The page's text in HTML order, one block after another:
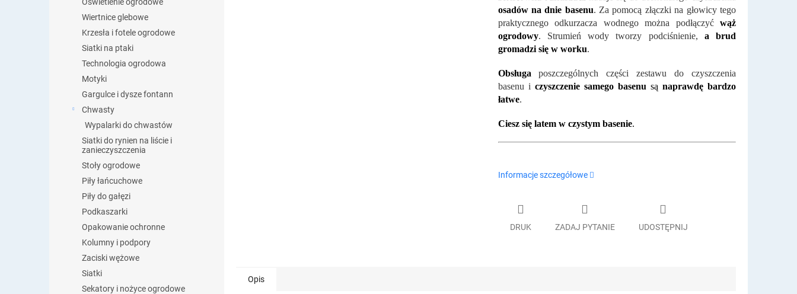
Wiertnice glebowe
Krzesła i fotele ogrodowe
Siatki na ptaki
Technologia ogrodowa
Motyki
Gargulce i dysze fontann
Chwasty
Wypalarki do chwastów
Siatki do rynien na liście i
zanieczyszczenia
Stoły ogrodowe
Piły łańcuchowe
Piły do gałęzi
Podkaszarki
Opakowanie ochronne
Kolumny i podpory
Zaciski wężowe
Siatki
Sekatory i nożyce ogrodowe
osadów na dnie basenu. Za pomocą złączki na głowicy tego
praktycznego odkurzacza wodnego można podłączyć wąż
ogrodowy. Strumień wody tworzy podciśnienie, a brud
gromadzi się w worku.
Obsługa poszczególnych części zestawu do czyszczenia
basenu i czyszczenie samego basenusą naprawdę bardzo
łatwe.
Ciesz się latem w czystym basenie.
Informacje szczegółowe
DRUK ZADAJ PYTANIE UDOSTĘPNIJ
Opis